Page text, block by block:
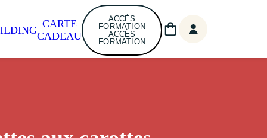
CARTE
CADEAU
ACCÈS
FORMATION
ACCÈS
FORMATION